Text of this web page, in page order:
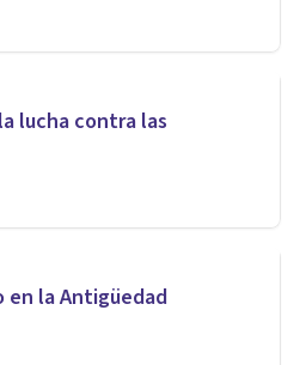
lucha contra las
en la Antigüedad